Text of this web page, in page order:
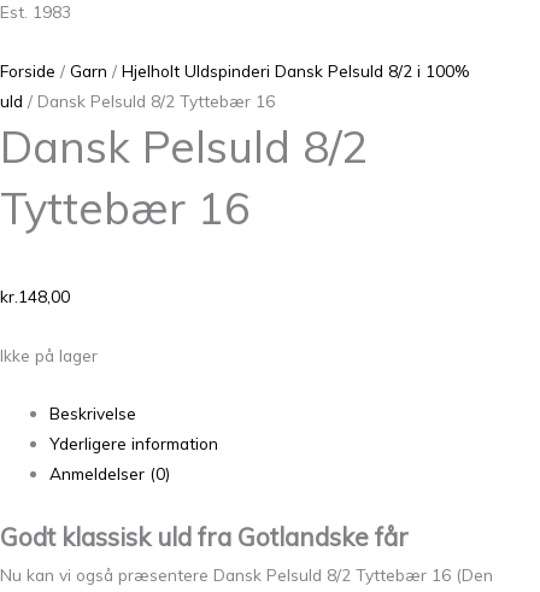
Est. 1983
Forside / Garn / Hjelholt Uldspinderi Dansk Pelsuld 8/2 i 100%
uld / Dansk Pelsuld 8/2 Tyttebær 16
Dansk Pelsuld 8/2
Tyttebær 16
kr. 148,00
Ikke på lager
Beskrivelse
Yderligere information
Anmeldelser (0)
Godt klassisk uld fra Gotlandske får
Nu kan vi også præsentere Dansk Pelsuld 8/2 Tyttebær 16 (Den